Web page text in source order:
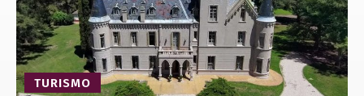
TURISMO